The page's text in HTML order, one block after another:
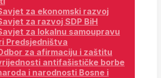
za ekonomski razvoj
za razvoj SDP BiH
za lokalnu samoupravu
Predsjedništva
za afirmaciju i zaštitu
antifašističke borbe
i narodnosti Bosne i